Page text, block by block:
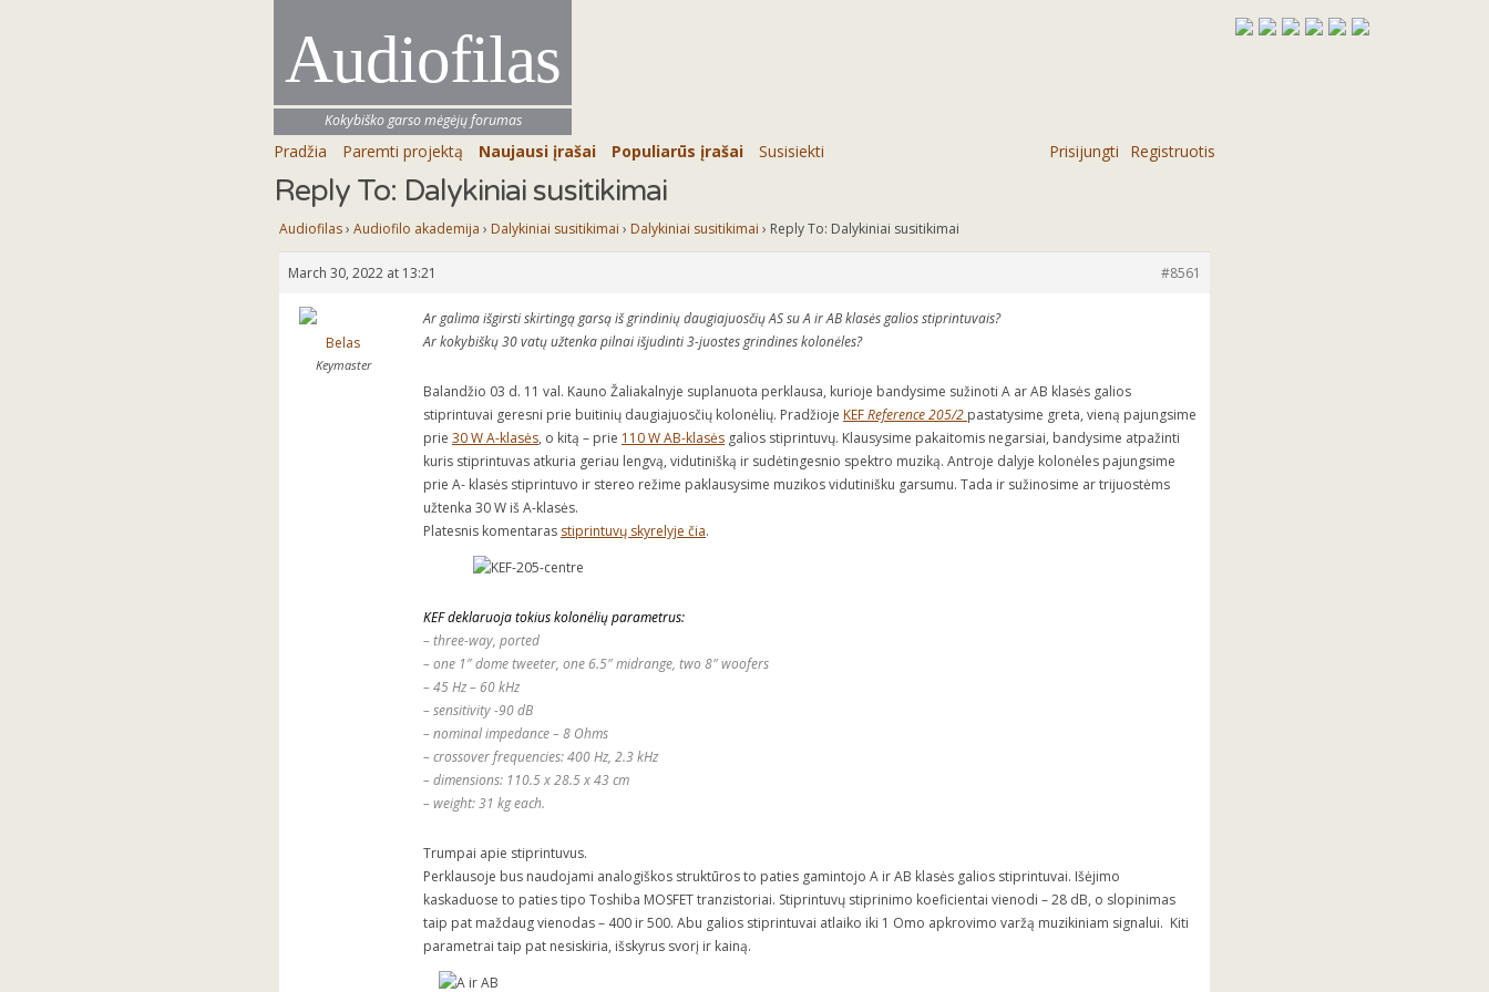
Audiofilas
Kokybiško garso mėgėjų forumas
Pradžia Paremti projektą Naujausi įrašai Populiarūs įrašai Susisiekti Prisijungti Registruotis
Reply To: Dalykiniai susitikimai
Audiofilas› Audiofilo akademija › Dalykiniai susitikimai › Dalykiniai susitikimai › Reply To: Dalykiniai susitikimai
March 30, 2022 at 13:21 #8561
Belas
Keymaster
Ar galima išgirsti skirtingą garsą iš grindinių daugiajuosčių AS su A ir AB klasės galios stiprintuvais?
Ar kokybiškų 30 vatų užtenka pilnai išjudinti 3-juostes grindines kolonėles?
Balandžio 03 d. 11 val. Kauno Žaliakalnyje suplanuota perklausa, kurioje bandysime sužinoti A ar AB klasės galios
stiprintuvai geresni prie buitinių daugiajuosčių kolonėlių. Pradžioje KEFReference 205/2 pastatysime greta, vieną pajungsime
prie 30 W A-klasės, o kitą – prie 110 W AB-klasės galios stiprintuvų. Klausysime pakaitomis negarsiai, bandysime atpažinti
kuris stiprintuvas atkuria geriau lengvą, vidutinišką ir sudėtingesnio spektro muziką. Antroje dalyje kolonėles pajungsime
prie A- klasės stiprintuvo ir stereo režime paklausysime muzikos vidutinišku garsumu. Tada ir sužinosime ar trijuostėms
užtenka 30 W iš A-klasės.
Platesnis komentaras stiprintuvų skyrelyje čia.
KEF deklaruoja tokius kolonėlių parametrus:
– three-way, ported
– one 1″ dome tweeter, one 6.5″ midrange, two 8″ woofers
– 45 Hz – 60 kHz
– sensitivity -90 dB
– nominal impedance – 8 Ohms
– crossover frequencies: 400 Hz, 2.3 kHz
– dimensions: 110.5 x 28.5 x 43 cm
– weight: 31 kg each.
Trumpai apie stiprintuvus.
Perklausoje bus naudojami analogiškos struktūros to paties gamintojo A ir AB klasės galios stiprintuvai. Išėjimo
kaskaduose to paties tipo Toshiba MOSFET tranzistoriai. Stiprintuvų stiprinimo koeficientai vienodi – 28 dB, o slopinimas
taip pat maždaug vienodas – 400 ir 500. Abu galios stiprintuvai atlaiko iki 1 Omo apkrovimo varžą muzikiniam signalui. Kiti
parametrai taip pat nesiskiria, išskyrus svorį ir kainą.